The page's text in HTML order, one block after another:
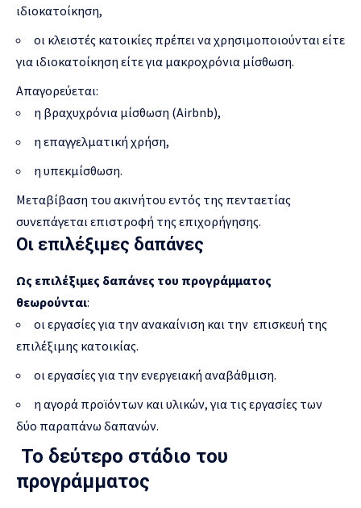
ιδιοκατοίκηση,
οι κλειστές κατοικίες πρέπει να χρησιμοποιούνται είτε
για ιδιοκατοίκηση είτε για μακροχρόνια μίσθωση.
Απαγορεύεται:
η βραχυχρόνια μίσθωση (Airbnb),
η επαγγελματική χρήση,
η υπεκμίσθωση.
Μεταβίβαση του ακινήτου εντός της πενταετίας
συνεπάγεται επιστροφή της επιχορήγησης.
Οι επιλέξιμες δαπάνες
Ως επιλέξιμες δαπάνες του προγράμματος
θεωρούνται:
οι εργασίες για την ανακαίνιση και την επισκευή της
επιλέξιμης κατοικίας.
οι εργασίες για την ενεργειακή αναβάθμιση.
η αγορά προϊόντων και υλικών, για τις εργασίες των
δύο παραπάνω δαπανών.
Το δεύτερο στάδιο του
προγράμματος